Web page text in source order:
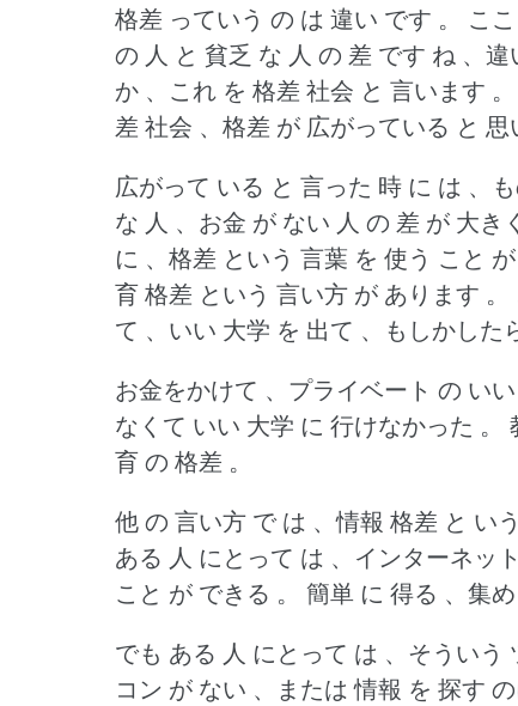
格差 っていう の は 違い です 。
こ
の 人 と 貧乏 な 人 の 差 です ね 、違
か 、これ を 格差 社会 と 言います 。
差 社会 、格差 が 広がっている と 思
広がって いる と 言った 時 に は 、
な 人 、お金 が ない 人 の 差 が 大き
に 、格差 という 言葉 を 使う こと が
育 格差 という 言い方 が あります 。
て 、いい 大学 を 出て 、もしかした
お金をかけて 、プライベート の いい
なくて いい 大学 に 行けなかった 。
育 の 格差 。
他 の 言い方 で は 、情報 格差 と い
ある 人 にとって は 、インターネッ
こと が できる 。
簡単 に 得る 、集め
でも ある 人 にとって は 、そういう
コン が ない 、または 情報 を 探す